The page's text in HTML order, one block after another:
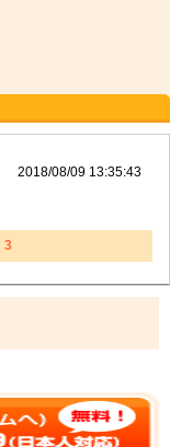
2018/08/09 13:35:43
3